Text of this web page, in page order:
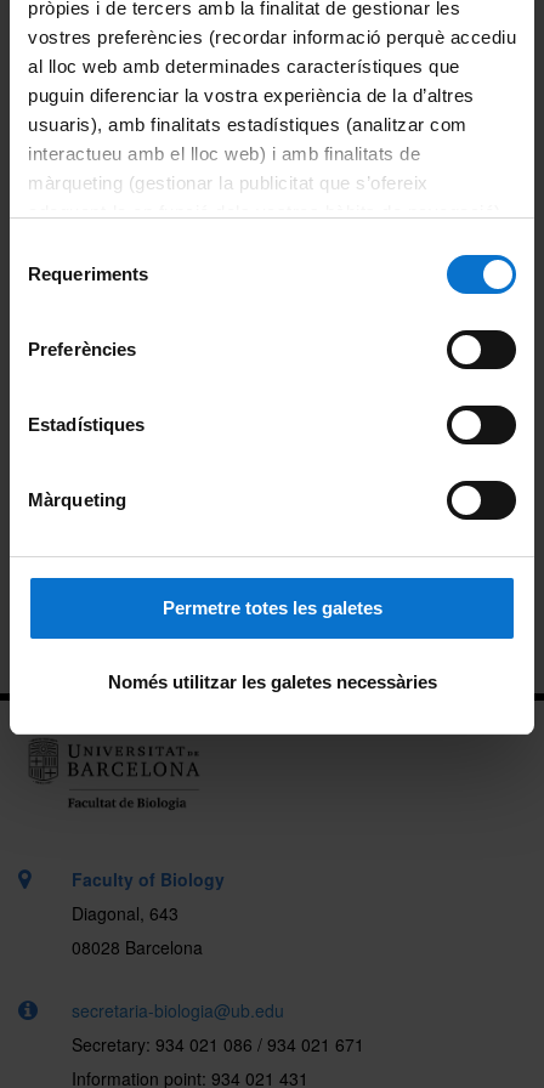
pròpies i de tercers amb la finalitat de gestionar les
vostres preferències (recordar informació perquè accediu
al lloc web amb determinades característiques que
puguin diferenciar la vostra experiència de la d’altres
usuaris), amb finalitats estadístiques (analitzar com
interactueu amb el lloc web) i amb finalitats de
màrqueting (gestionar la publicitat que s’ofereix
consultar laPolítica de galetes del lloc web de la
Requeriments
Preferències
Estadístiques
Màrqueting
Permetre totes les galetes
Només utilitzar les galetes necessàries
Academic calendar
Assessment
Credit recognition
Course plans
Mobility
Organization and teaching methodology
Support for studying
Information for prospective students
Faculty of Biology
Diagonal, 643
08028 Barcelona
secretaria-biologia@ub.edu
Secretary: 934 021 086 / 934 021 671
Information point: 934 021 431